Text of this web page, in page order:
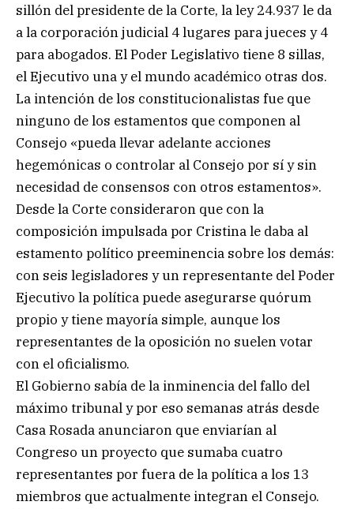
sillón del presidente de la Corte, la ley 24.937 le da
a la corporación judicial 4 lugares para jueces y 4
para abogados. El Poder Legislativo tiene 8 sillas,
el Ejecutivo una y el mundo académico otras dos.
La intención de los constitucionalistas fue que
ninguno de los estamentos que componen al
Consejo «pueda llevar adelante acciones
hegemónicas o controlar al Consejo por sí y sin
necesidad de consensos con otros estamentos».
Desde la Corte consideraron que con la
composición impulsada por Cristina le daba al
estamento político preeminencia sobre los demás:
con seis legisladores y un representante del Poder
Ejecutivo la política puede asegurarse quórum
propio y tiene mayoría simple, aunque los
representantes de la oposición no suelen votar
con el oficialismo.
El Gobierno sabía de la inminencia del fallo del
máximo tribunal y por eso semanas atrás desde
Casa Rosada anunciaron que enviarían al
Congreso un proyecto que sumaba cuatro
representantes por fuera de la política a los 13
miembros que actualmente integran el Consejo.